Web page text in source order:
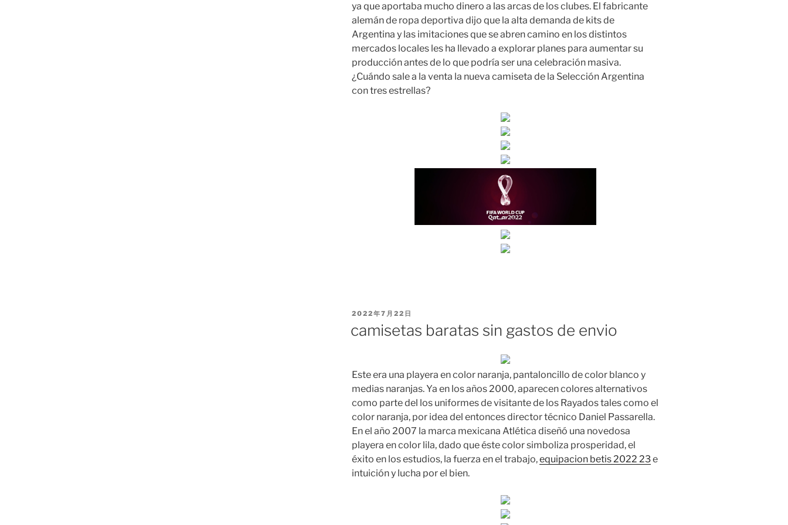
ya que aportaba mucho dinero a las arcas de los clubes. El fabricante
alemán de ropa deportiva dijo que la alta demanda de kits de
Argentina y las imitaciones que se abren camino en los distintos
mercados locales les ha llevado a explorar planes para aumentar su
producción antes de lo que podría ser una celebración masiva.
¿Cuándo sale a la venta la nueva camiseta de la Selección Argentina
con tres estrellas?
PUBLICADO
2022年7月22日
camisetas baratas sin gastos de envio
Este era una playera en color naranja, pantaloncillo de color blanco y
medias naranjas. Ya en los años 2000, aparecen colores alternativos
como parte del los uniformes de visitante de los Rayados tales como el
color naranja, por idea del entonces director técnico Daniel Passarella.
En el año 2007 la marca mexicana Atlética diseñó una novedosa
playera en color lila, dado que éste color simboliza prosperidad, el
éxito en los estudios, la fuerza en el trabajo,equipacion betis 2022 23e
intuición y lucha por el bien.